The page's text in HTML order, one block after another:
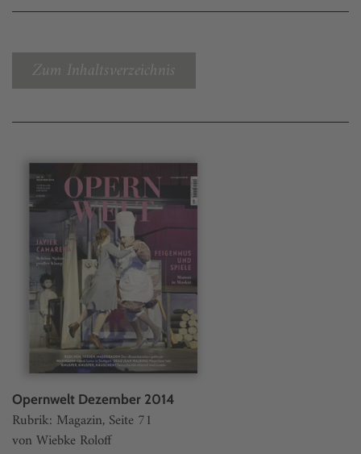
Zum Inhaltsverzeichnis
Opernwelt Dezember 2014
Rubrik: Magazin, Seite 71
von Wiebke Roloff